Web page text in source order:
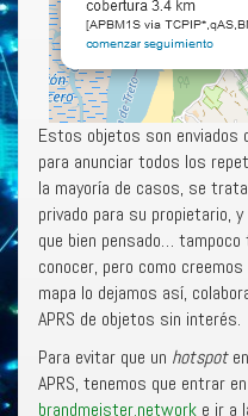
Estos objetos son enviados
para anunciar todos los
la mayoría de casos, se
privado para su propietario,
que bien pensado…
conocer, pero como
mapa lo dejamos así,
APRS de objetos sin interés.
Para evitar que un hotspot
APRS, tenemos que entrar en
brandmeister.network e ir a